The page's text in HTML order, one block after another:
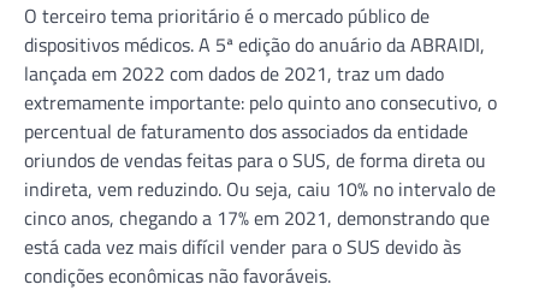
O terceiro tema prioritário é o mercado público de
dispositivos médicos. A 5ª edição do anuário da ABRAIDI,
lançada em 2022 com dados de 2021, traz um dado
extremamente importante: pelo quinto ano consecutivo, o
percentual de faturamento dos associados da entidade
oriundos de vendas feitas para o SUS, de forma direta ou
indireta, vem reduzindo. Ou seja, caiu 10% no intervalo de
cinco anos, chegando a 17% em 2021, demonstrando que
está cada vez mais difícil vender para o SUS devido às
condições econômicas não favoráveis.